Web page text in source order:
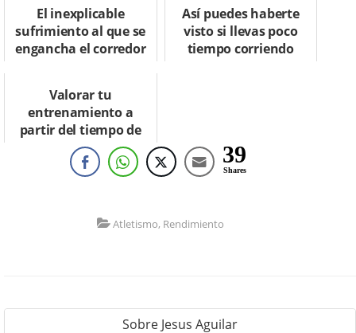
El inexplicable
sufrimiento al que se
engancha el corredor
Así puedes haberte
visto si llevas poco
tiempo corriendo
Valorar tu
entrenamiento a
partir del tiempo de
recuperación
postcompetición
39
Shares
Atletismo, Rendimiento
Sobre Jesus Aguilar